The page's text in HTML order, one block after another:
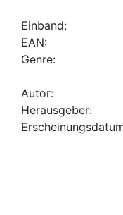
Einband:
EAN:
Genre:
Autor:
Herausgeber: